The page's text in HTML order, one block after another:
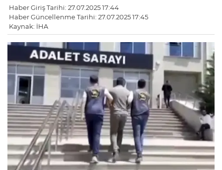
Haber Giriş Tarihi: 27.07.2025 17:44
Haber Güncellenme Tarihi: 27.07.2025 17:45
Kaynak: İHA